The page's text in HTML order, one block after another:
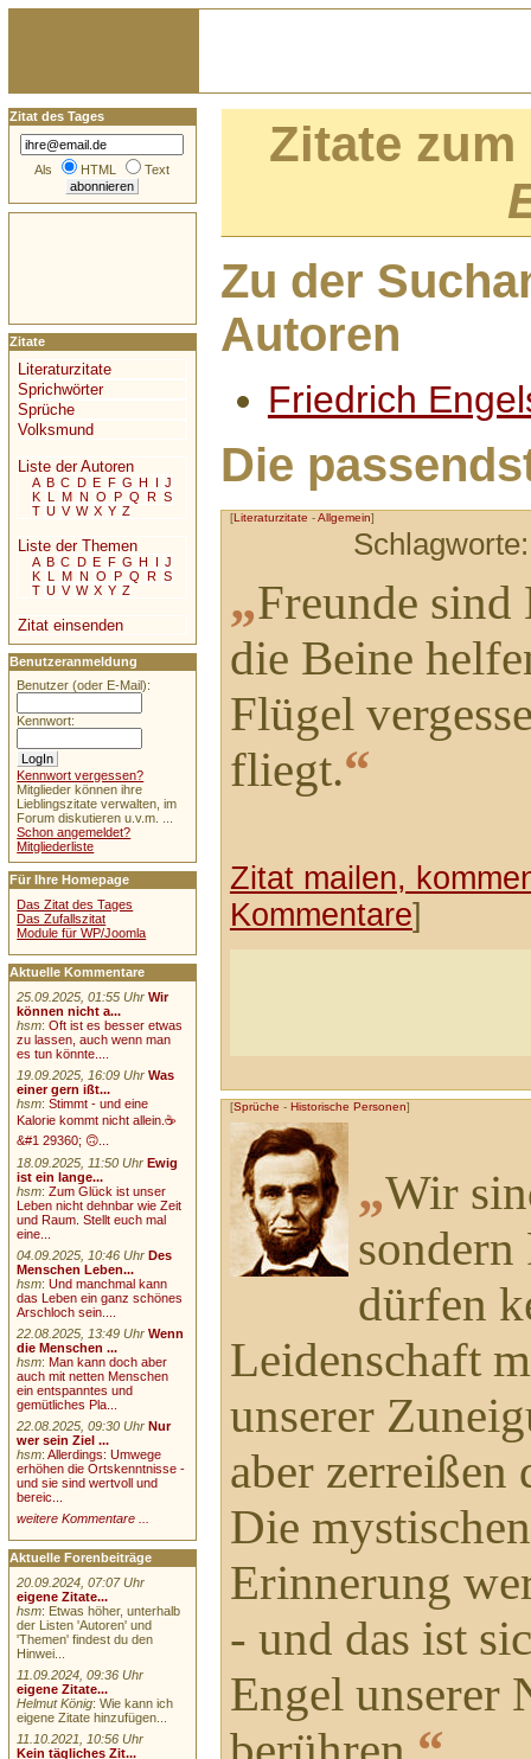
Zitate
Zu der
Autoren
Friedrich
Die
[Literaturzitate -Allgemein]
„Freunde sind
die Beine
Flügel
fliegt.“
Zitat mailen,
Kommentare]
[Sprüche - Historische Personen]
„Wir
dürfen
Leidenschaft
unserer
aber zerreißen
Die
Erinnerung
- und das ist
Engel unserer
Zitat des Tages
Als HTML Text
Zitate
Literaturzitate
Sprichwörter
Sprüche
Volksmund
Liste der Autoren
A B C D E F G H I J
K L M N O P Q R S
T U V W X Y Z
Liste der Themen
A B C D E F G H I J
K L M N O P Q R S
T U V W X Y Z
Zitat einsenden
Benutzeranmeldung
Benutzer (oder E-Mail):
Kennwort:
Kennwort vergessen?
Mitglieder können ihre
Lieblingszitate verwalten, im
Forum diskutieren u.v.m. ...
Schon angemeldet?
Mitgliederliste
Für Ihre Homepage
Das Zitat des Tages
Das Zufallszitat
Module für WP/Joomla
Aktuelle Kommentare
25.09.2025, 01:55 Uhr Wir
können nicht a...
hsm:Oft ist es besser etwas
zu lassen, auch wenn man
es tun könnte....
19.09.2025, 16:09 Uhr Was
einer gern ißt...
hsm:Stimmt - und eine
Kalorie kommt nicht allein.☕
&#1 29360; 🙃...
18.09.2025, 11:50 Uhr Ewig
ist ein lange...
hsm:Zum Glück ist unser
Leben nicht dehnbar wie Zeit
und Raum. Stellt euch mal
eine...
04.09.2025, 10:46 Uhr Des
Menschen Leben...
hsm:Und manchmal kann
das Leben ein ganz schönes
Arschloch sein....
22.08.2025, 13:49 Uhr Wenn
die Menschen ...
hsm:Man kann doch aber
auch mit netten Menschen
ein entspanntes und
gemütliches Pla...
22.08.2025, 09:30 Uhr Nur
wer sein Ziel ...
hsm:Allerdings: Umwege
erhöhen die Ortskenntnisse -
und sie sind wertvoll und
bereic...
weitere Kommentare ...
Aktuelle Forenbeiträge
20.09.2024, 07:07 Uhr
eigene Zitate...
hsm: Etwas höher, unterhalb
der Listen 'Autoren' und
'Themen' findest du den
Hinwei...
11.09.2024, 09:36 Uhr
eigene Zitate...
Helmut König: Wie kann ich
eigene Zitate hinzufügen...
11.10.2021, 10:56 Uhr
Kein tägliches Zit...